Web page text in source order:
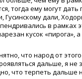
тогда ему могут дать
Гусинскому дали,
в рамках
кусок «пирога»,
что народ от
дальше, я не
что терпеть дальше